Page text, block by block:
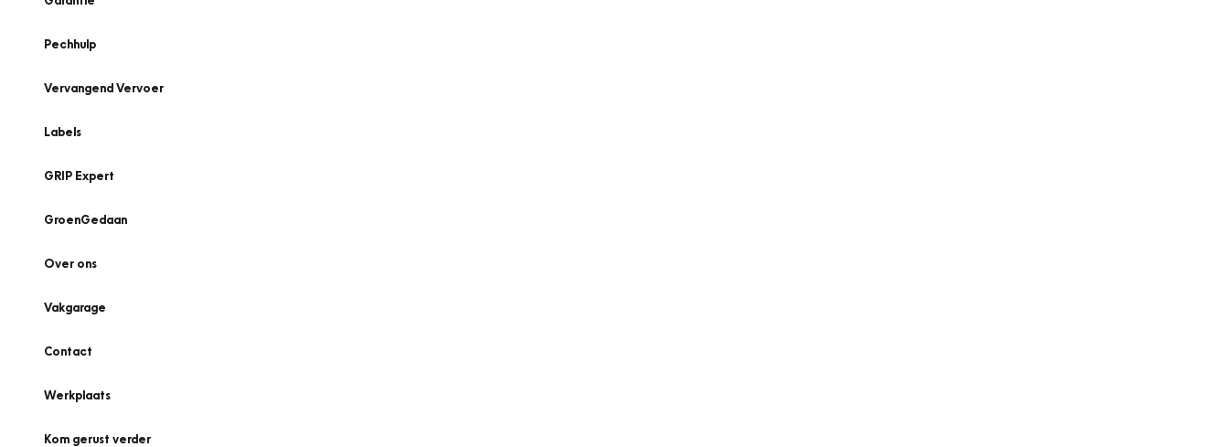
Pechhulp
Vervangend Vervoer
Labels
GRIP Expert
GroenGedaan
Over ons
Vakgarage
Contact
Werkplaats
Kom gerust verder